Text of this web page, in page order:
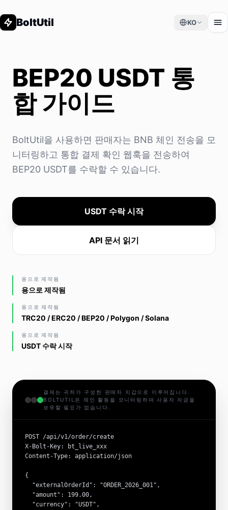
BoltUtil KO
BEP20 USDT 통
합 가이드
BoltUtil을 사용하면 판매자는 BNB 체인 전송을 모
니터링하고 통합 결제 확인 웹훅을 전송하여
BEP20 USDT를 수락할 수 있습니다.
USDT 수락 시작
API 문서 읽기
용으로 제작됨
용으로 제작됨
용으로 제작됨
TRC20 / ERC20 / BEP20 / Polygon / Solana
용으로 제작됨
USDT 수락 시작
결제는 귀하가 구성한 판매자 지갑으로 이루어집니다.
BOLTUTIL은 체인 활동을 모니터링하며 사용자 자금을
보유할 필요가 없습니다.
POST /api/v1/order/create
X-Bolt-Key: bt_live_xxx
Content-Type: application/json
{
  "externalOrderId": "ORDER_2026_001",
  "amount": 199.00,
  "currency": "USDT",